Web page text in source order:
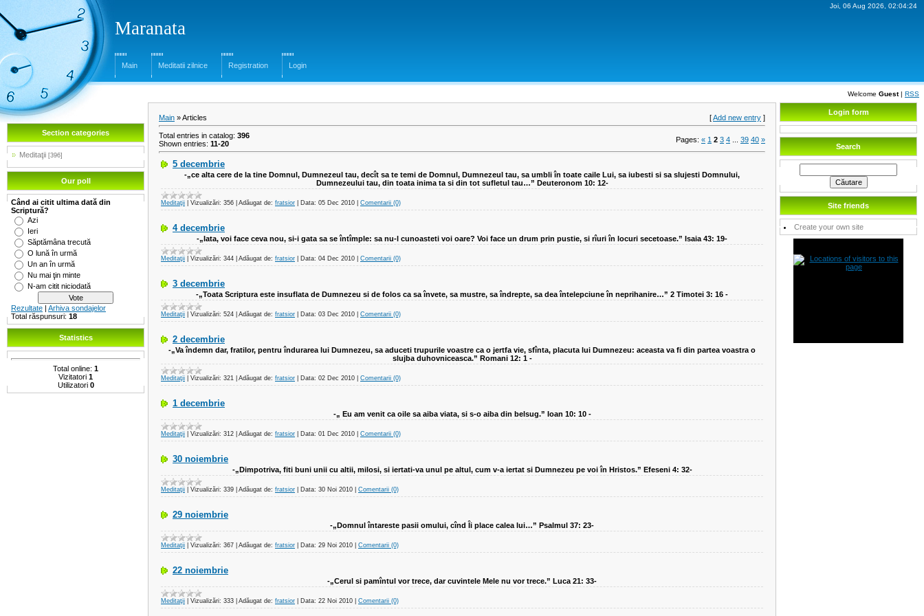
Joi, 06 Aug 2026, 02:04:24
Maranata
Main Meditatii zilnice Registration Login
Welcome Guest| RSS
Section categories
Meditaţii [396]
Our poll
Când ai citit ultima dată din
Scriptură?
Azi
Ieri
Săptămâna trecută
O lună în urmă
Un an în urmă
Nu mai ţin minte
N-am citit niciodată
Rezultate | Arhiva sondajelor
Total răspunsuri: 18
Statistics
Total online: 1
Vizitatori 1
Utilizatori 0
Main »Articles [Add new entry ]
Total entries in catalog: 396
Shown entries: 11-20 Pages: « 1 2 3 4 39 40 »
5 decembrie
-„ce alta cere de la tine Domnul, Dumnezeul tau, decît sa te temi de Domnul, Dumnezeul tau, sa umbli în toate caile Lui, sa iubesti si sa slujesti Domnului,
Dumnezeului tau, din toata inima ta si din tot sufletul tau…” Deuteronom 10: 12-
Meditaţii Vizualizări: 356 Adăugat de: fratsior Data: 05 Dec 2010 Comentarii (0)
4 decembrie
-„Iata, voi face ceva nou, si-i gata sa se întîmple: sa nu-l cunoasteti voi oare? Voi face un drum prin pustie, si rîuri în locuri secetoase.” Isaia 43: 19-
Meditaţii Vizualizări: 344 Adăugat de: fratsior Data: 04 Dec 2010 Comentarii (0)
3 decembrie
-„Toata Scriptura este insuflata de Dumnezeu si de folos ca sa învete, sa mustre, sa îndrepte, sa dea întelepciune în neprihanire…” 2 Timotei 3: 16 -
Meditaţii Vizualizări: 524 Adăugat de: fratsior Data: 03 Dec 2010 Comentarii (0)
2 decembrie
-„Va îndemn dar, fratilor, pentru îndurarea lui Dumnezeu, sa aduceti trupurile voastre ca o jertfa vie, sfînta, placuta lui Dumnezeu: aceasta va fi din partea voastra o
slujba duhovniceasca.” Romani 12: 1 -
Meditaţii Vizualizări: 321 Adăugat de: fratsior Data: 02 Dec 2010 Comentarii (0)
1 decembrie
-„ Eu am venit ca oile sa aiba viata, si s-o aiba din belsug.” Ioan 10: 10 -
Meditaţii Vizualizări: 312 Adăugat de: fratsior Data: 01 Dec 2010 Comentarii (0)
30 noiembrie
-„Dimpotriva, fiti buni unii cu altii, milosi, si iertati-va unul pe altul, cum v-a iertat si Dumnezeu pe voi în Hristos.” Efeseni 4: 32-
Meditaţii Vizualizări: 339 Adăugat de: fratsior Data: 30 Noi 2010 Comentarii (0)
29 noiembrie
-„Domnul întareste pasii omului, cînd Îi place calea lui…” Psalmul 37: 23-
Meditaţii Vizualizări: 367 Adăugat de: fratsior Data: 29 Noi 2010 Comentarii (0)
22 noiembrie
-„Cerul si pamîntul vor trece, dar cuvintele Mele nu vor trece.” Luca 21: 33-
Meditaţii Vizualizări: 333 Adăugat de: fratsior Data: 22 Noi 2010 Comentarii (0)
Login form
Search
Site friends
Create your own site